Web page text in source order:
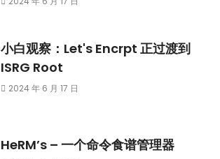
小白观察：Let's Encrpt 正过渡到
ISRG Root
2024 年 6 月 17 日
HeRM’s – 一个命令食谱管理器